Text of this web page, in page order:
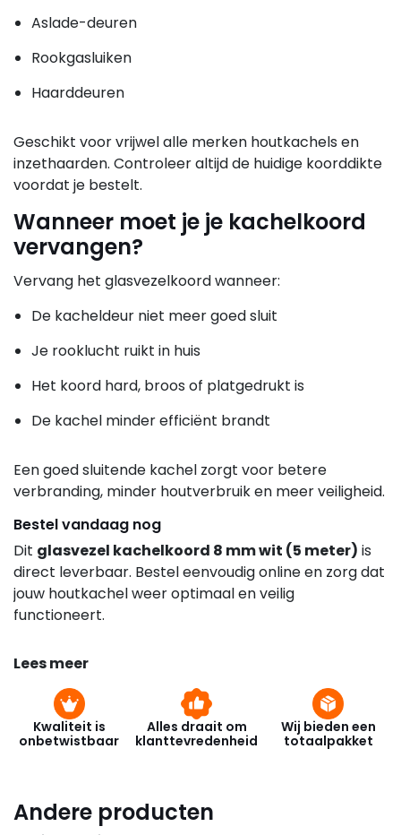
Aslade-deuren
Rookgasluiken
Haarddeuren
Geschikt voor vrijwel alle merken houtkachels en
inzethaarden. Controleer altijd de huidige koorddikte
voordat je bestelt.
Wanneer moet je je kachelkoord
vervangen?
Vervang het glasvezelkoord wanneer:
De kacheldeur niet meer goed sluit
Je rooklucht ruikt in huis
Het koord hard, broos of platgedrukt is
De kachel minder efficiënt brandt
Een goed sluitende kachel zorgt voor betere
verbranding, minder houtverbruik en meer veiligheid.
Bestel vandaag nog
Dit glasvezel kachelkoord 8 mm wit (5 meter) is
direct leverbaar. Bestel eenvoudig online en zorg dat
jouw houtkachel weer optimaal en veilig
functioneert.
Lees meer
Kwaliteit is
onbetwistbaar
Alles draait om
klanttevredenheid
Wij bieden een
totaalpakket
Andere producten